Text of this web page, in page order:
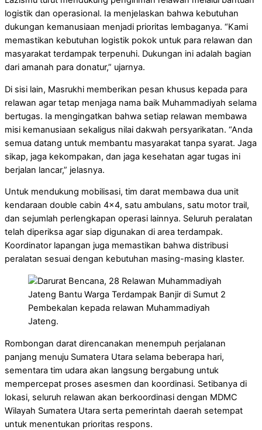
logistik dan operasional. Ia menjelaskan bahwa kebutuhan
dukungan kemanusiaan menjadi prioritas lembaganya. “Kami
memastikan kebutuhan logistik pokok untuk para relawan dan
masyarakat terdampak terpenuhi. Dukungan ini adalah bagian
dari amanah para donatur,” ujarnya.
Di sisi lain, Masrukhi memberikan pesan khusus kepada para
relawan agar tetap menjaga nama baik Muhammadiyah selama
bertugas. Ia mengingatkan bahwa setiap relawan membawa
misi kemanusiaan sekaligus nilai dakwah persyarikatan. “Anda
semua datang untuk membantu masyarakat tanpa syarat. Jaga
sikap, jaga kekompakan, dan jaga kesehatan agar tugas ini
berjalan lancar,” jelasnya.
Untuk mendukung mobilisasi, tim darat membawa dua unit
kendaraan double cabin 4×4, satu ambulans, satu motor trail,
dan sejumlah perlengkapan operasi lainnya. Seluruh peralatan
telah diperiksa agar siap digunakan di area terdampak.
Koordinator lapangan juga memastikan bahwa distribusi
peralatan sesuai dengan kebutuhan masing-masing klaster.
Pembekalan kepada relawan Muhammadiyah
Jateng.
Rombongan darat direncanakan menempuh perjalanan
panjang menuju Sumatera Utara selama beberapa hari,
sementara tim udara akan langsung bergabung untuk
mempercepat proses asesmen dan koordinasi. Setibanya di
lokasi, seluruh relawan akan berkoordinasi dengan MDMC
Wilayah Sumatera Utara serta pemerintah daerah setempat
untuk menentukan prioritas respons.